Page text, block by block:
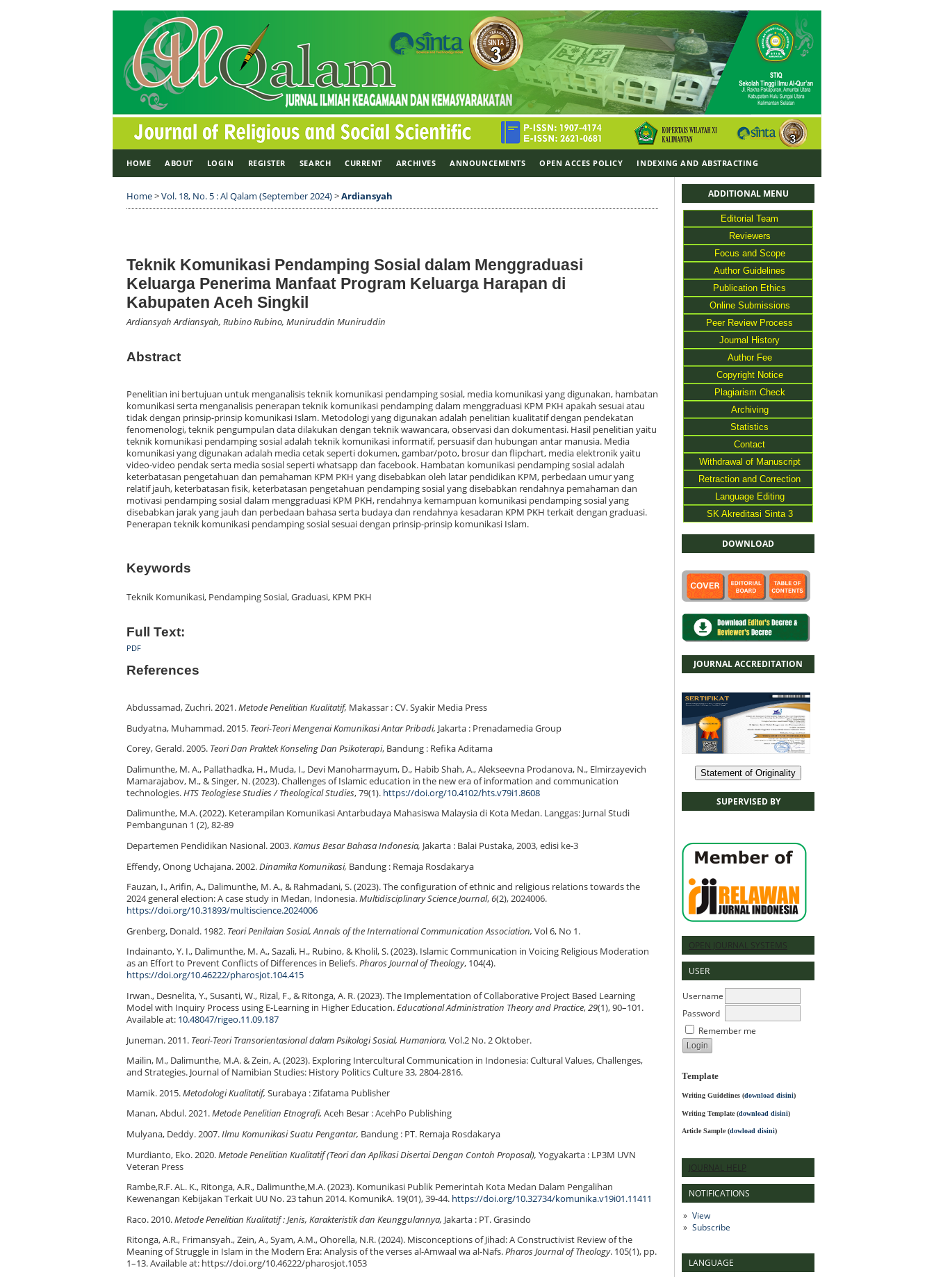
ADDITIONAL MENU
Editorial Team
Reviewers
Focus and Scope
Author Guidelines
Publication Ethics
Online Submissions
Peer Review Process
Journal History
Author Fee
Copyright Notice
Plagiarism Check
Archiving
Statistics
Contact
Withdrawal of Manuscript
Retraction and Correction
Language Editing
SK Akreditasi Sinta 3
DOWNLOAD
JOURNAL ACCREDITATION
Statement of Originality
SUPERVISED BY
OPEN JOURNAL SYSTEMS
USER
Username
Password
Remember me
Template
Writing Guidelines (download disini)
Writing Template (download disini)
Article Sample (dowload disini)
JOURNAL HELP
NOTIFICATIONS
View
Subscribe
LANGUAGE
HOME ABOUT LOGIN REGISTER SEARCH CURRENT ARCHIVES ANNOUNCEMENTS OPEN ACCES POLICY INDEXING AND ABSTRACTING
Home>Vol. 18, No. 5 : Al Qalam (September 2024)>Ardiansyah
Teknik Komunikasi Pendamping Sosial dalam Menggraduasi
Keluarga Penerima Manfaat Program Keluarga Harapan di
Kabupaten Aceh Singkil
Ardiansyah Ardiansyah, Rubino Rubino, Muniruddin Muniruddin
Abstract
Penelitian ini bertujuan untuk menganalisis teknik komunikasi pendamping sosial, media komunikasi yang digunakan, hambatan
komunikasi serta menganalisis penerapan teknik komunikasi pendamping dalam menggraduasi KPM PKH apakah sesuai atau
tidak dengan prinsip-prinsip komunikasi Islam. Metodologi yang digunakan adalah penelitian kualitatif dengan pendekatan
fenomenologi, teknik pengumpulan data dilakukan dengan teknik wawancara, observasi dan dokumentasi. Hasil penelitian yaitu
teknik komunikasi pendamping sosial adalah teknik komunikasi informatif, persuasif dan hubungan antar manusia. Media
komunikasi yang digunakan adalah media cetak seperti dokumen, gambar/poto, brosur dan flipchart, media elektronik yaitu
video-video pendak serta media sosial seperti whatsapp dan facebook. Hambatan komunikasi pendamping sosial adalah
keterbatasan pengetahuan dan pemahaman KPM PKH yang disebabkan oleh latar pendidikan KPM, perbedaan umur yang
relatif jauh, keterbatasan fisik, keterbatasan pengetahuan pendamping sosial yang disebabkan rendahnya pemahaman dan
motivasi pendamping sosial dalam menggraduasi KPM PKH, rendahnya kemampuan komunikasi pendamping sosial yang
disebabkan jarak yang jauh dan perbedaan bahasa serta budaya dan rendahnya kesadaran KPM PKH terkait dengan graduasi.
Penerapan teknik komunikasi pendamping sosial sesuai dengan prinsip-prinsip komunikasi Islam.
Keywords
Teknik Komunikasi, Pendamping Sosial, Graduasi, KPM PKH
Full Text:
PDF
References
Abdussamad, Zuchri. 2021.Metode Penelitian Kualitatif, Makassar : CV. Syakir Media Press
Budyatna, Muhammad. 2015. Teori-Teori Mengenai Komunikasi Antar Pribadi, Jakarta : Prenadamedia Group
Corey, Gerald. 2005. Teori Dan Praktek Konseling Dan Psikoterapi, Bandung : Refika Aditama
Dalimunthe, M. A., Pallathadka, H., Muda, I., Devi Manoharmayum, D., Habib Shah, A., Alekseevna Prodanova, N., Elmirzayevich
Mamarajabov, M., & Singer, N. (2023). Challenges of Islamic education in the new era of information and communication
technologies.HTS Teologiese Studies / Theological Studies, 79(1). https://doi.org/10.4102/hts.v79i1.8608
Dalimunthe, M.A. (2022). Keterampilan Komunikasi Antarbudaya Mahasiswa Malaysia di Kota Medan. Langgas: Jurnal Studi
Pembangunan 1 (2), 82-89
Departemen Pendidikan Nasional. 2003.Kamus Besar Bahasa Indonesia, Jakarta : Balai Pustaka, 2003, edisi ke-3
Effendy, Onong Uchajana. 2002.Dinamika Komunikasi, Bandung : Remaja Rosdakarya
Fauzan, I., Arifin, A., Dalimunthe, M. A., & Rahmadani, S. (2023). The configuration of ethnic and religious relations towards the
2024 general election: A case study in Medan, Indonesia.Multidisciplinary Science Journal,6(2), 2024006.
https://doi.org/10.31893/multiscience.2024006
Grenberg, Donald. 1982. Teori Penilaian Sosial, Annals of the International Communication Association, Vol 6, No 1.
Indainanto, Y. I., Dalimunthe, M. A., Sazali, H., Rubino, & Kholil, S. (2023). Islamic Communication in Voicing Religious Moderation
as an Effort to Prevent Conflicts of Differences in Beliefs.Pharos Journal of Theology, 104(4).
https://doi.org/10.46222/pharosjot.104.415
Irwan., Desnelita, Y., Susanti, W., Rizal, F., & Ritonga, A. R. (2023). The Implementation of Collaborative Project Based Learning
Model with Inquiry Process using E-Learning in Higher Education.Educational Administration Theory and Practice,29(1), 90–101.
Available at: 10.48047/rigeo.11.09.187
Juneman. 2011. Teori-Teori Transorientasional dalam Psikologi Sosial, Humaniora, Vol.2 No. 2 Oktober.
Mailin, M., Dalimunthe, M.A. & Zein, A. (2023). Exploring Intercultural Communication in Indonesia: Cultural Values, Challenges,
and Strategies. Journal of Namibian Studies: History Politics Culture 33, 2804-2816.
Mamik. 2015.Metodologi Kualitatif, Surabaya : Zifatama Publisher
Manan, Abdul. 2021.Metode Penelitian Etnografi, Aceh Besar : AcehPo Publishing
Mulyana, Deddy. 2007.Ilmu Komunikasi Suatu Pengantar, Bandung : PT. Remaja Rosdakarya
Murdianto, Eko. 2020.Metode Penelitian Kualitatif (Teori dan Aplikasi Disertai Dengan Contoh Proposal), Yogyakarta : LP3M UVN
Veteran Press
Rambe,R.F. AL. K., Ritonga, A.R., Dalimunthe,M.A. (2023). Komunikasi Publik Pemerintah Kota Medan Dalam Pengalihan
Kewenangan Kebijakan Terkait UU No. 23 tahun 2014. KomunikA. 19(01), 39-44. https://doi.org/10.32734/komunika.v19i01.11411
Raco. 2010.Metode Penelitian Kualitatif : Jenis, Karakteristik dan Keunggulannya, Jakarta : PT. Grasindo
Ritonga, A.R., Frimansyah., Zein, A., Syam, A.M., Ohorella, N.R. (2024). Misconceptions of Jihad: A Constructivist Review of the
Meaning of Struggle in Islam in the Modern Era: Analysis of the verses al-Amwaal wa al-Nafs.Pharos Journal of Theology. 105(1), pp.
1–13. Available at: https://doi.org/10.46222/pharosjot.1053